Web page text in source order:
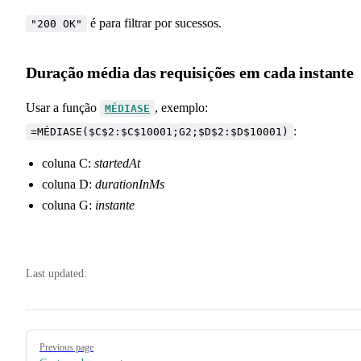
"200 OK" é para filtrar por sucessos.
Duração média das requisições em cada instante
Usar a função MÉDIASE , exemplo:
=MÉDIASE($C$2:$C$10001;G2;$D$2:$D$10001) :
coluna C: startedAt
coluna D: durationInMs
coluna G: instante
Last updated:
Pager
Previous page